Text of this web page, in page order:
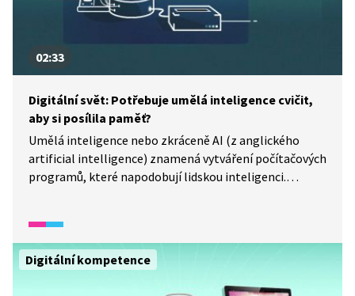
02:33
Digitální svět: Potřebuje umělá inteligence cvičit,
aby si posílila paměť?
Umělá inteligence nebo zkráceně AI (z anglického
artificial intelligence) znamená vytváření počítačových
programů, které napodobují lidskou inteligenci.
ohledně AI? Na čem se umělá inteligence učí
a zdokonaluje? A čím může být nebezpečná? To vše se
dozvíme.
Digitální kompetence